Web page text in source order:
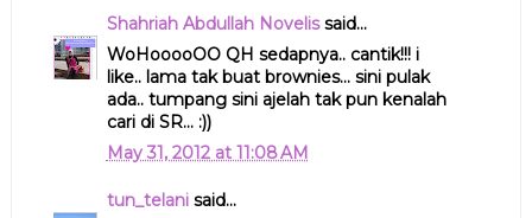
Shahriah Abdullah Novelissaid...
WoHooooOO QH sedapnya.. cantik!!! i
like.. lama tak buat brownies... sini pulak
ada.. tumpang sini ajelah tak pun kenalah
cari di SR... :))
May 31, 2012 at 11:08 AM
tun_telanisaid...